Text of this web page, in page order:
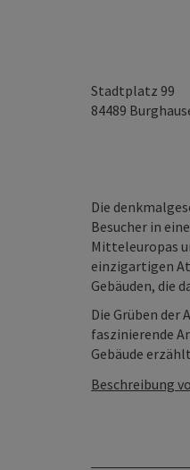
Stadtplatz 99
84489
Die
Besucher in
Mitteleuropas
einzigartigen
Gebäuden, die
Die Grüben
faszinierende
Gebäude
Beschreibung